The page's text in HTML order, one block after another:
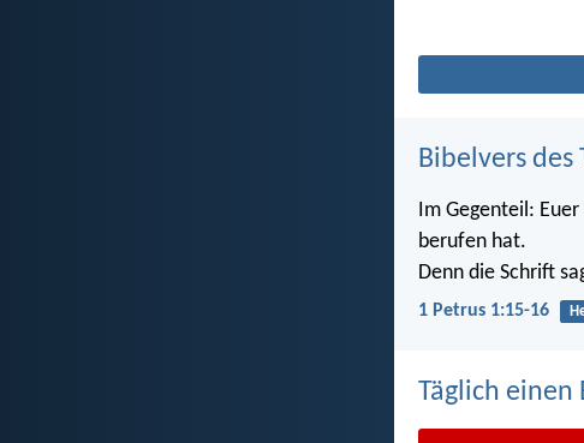
Bibelvers des
Im Gegenteil:
berufen hat.
Denn die Schrift
1 Petrus 1:15-16
Täglich einen